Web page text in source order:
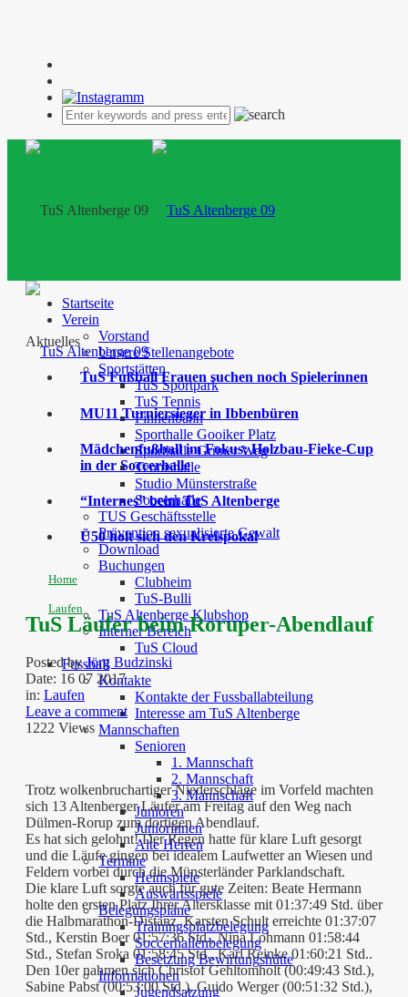
Startseite
Verein
Vorstand
Unsere Stellenangebote
Sportstätten
TuS Sportpark
TuS Tennis
Finnenbahn
Sporthalle Gooiker Platz
Sporthalle Grüner Weg
Tennishalle
Studio Münsterstraße
Soccerhalle
TUS Geschäftsstelle
Prävention sexualisierte Gewalt
Download
Buchungen
Clubheim
TuS-Bulli
TuS Altenberge Klubshop
Interner Bereich
TuS Cloud
Fussball
Kontakte
Kontakte der Fussballabteilung
Interesse am TuS Altenberge
Mannschaften
Senioren
1. Mannschaft
2. Mannschaft
3. Mannschaft
Junioren
Juniorinnen
Alte Herren
Termine
Heimspiele
Auswärtsspiele
Belegungspläne
Trainingsplatzbelegung
Soccerhallenbelegung
Besetzung Bewirtungshütte
Informationen
Jugendsatzung
Aktuelles
TuS Fußball Frauen suchen noch Spielerinnen
MU11 Turniersieger in Ibbenbüren
Mädchenfußball im Fokus: Holzbau-Fieke-Cup
in der Soccerhalle
“Internes” beim TuS Altenberge
Ü50 holt sich den Kreispokal
Home
Laufen
TuS Läufer beim Roruper-Abendlauf
Posted byJörg Budzinski
Date: 16 07 2017
in: Laufen
Leave a comment
1222 Views
Trotz wolkenbruchartiger Niederschläge im Vorfeld machten
sich 13 Altenberger Läufer am Freitag auf den Weg nach
Dülmen-Rorup zum dortigen Abendlauf.
Es hat sich gelohnt! Der Regen hatte für klare Luft gesorgt
und die Läufe gingen bei idealem Laufwetter an Wiesen und
Feldern vorbei durch die Münsterländer Parklandschaft.
Die klare Luft sorgte auch für gute Zeiten: Beate Hermann
holte den ersten Platz Ihrer Altersklasse mit 01:37:49 Std. über
die Halbmarathon-Distanz. Karsten Schult erreichte 01:37:07
Std., Kerstin Boer 01:57:36 Std., Nina Lohmann 01:58:44
Std., Stefan Sroka 01:58:45 Std., Karl Reinke 01:60:21 Std..
Den 10er nahmen sich Christof Gehltomholt (00:49:43 Std.),
Sabine Pabst (00:53:00 Std.), Guido Werger (00:51:32 Std.),